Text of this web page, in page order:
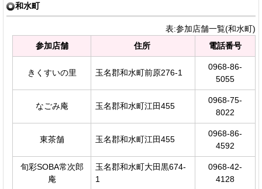
和水町
表:参加店舗一覧(和水町)
参加店舗
住所 電話番号
きくすいの里 玉名郡和水町前原276-1
0968-86-
5055
なごみ庵 玉名郡和水町江田455
0968-75-
8022
東茶舗 玉名郡和水町江田455
0968-86-
4592
旬彩SOBA常次郎
庵
玉名郡和水町大田黒674-
1
0968-42-
4128